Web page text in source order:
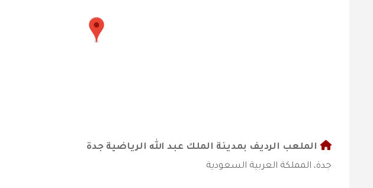
الملعب الرديف بمدينة الملك عبد الله الرياضية جدة
جدة، المملكة العربية السعودية